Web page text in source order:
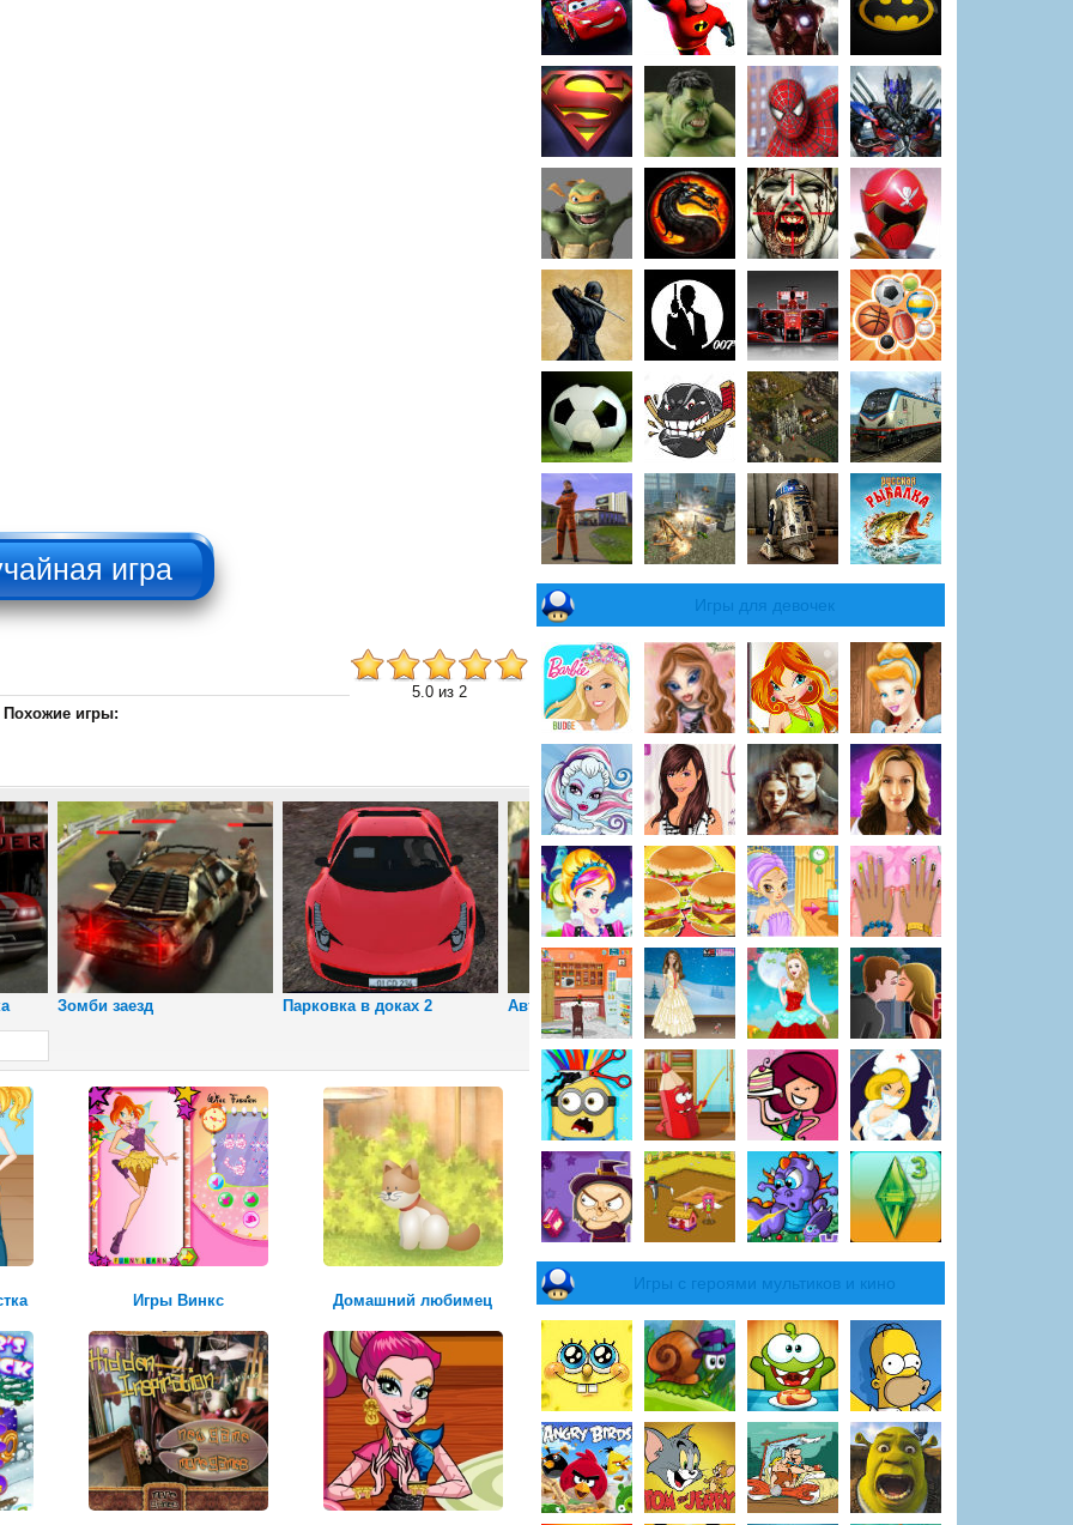
Снайпер
Юрского периода
Пляжный
квадроцикл
Честь и долг
5.0 из 2
Похожие игры:
Зомби заезд Парковка в доках 2 Автосимулятор Эво Пляжный квадроцикл
Игры Винкс Домашний любимец
Игры для девочек
Игры с героями мультиков и кино